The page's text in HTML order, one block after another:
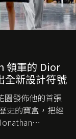
領軍的 Dior
全新設計符號
園發佈他的首張
史的寶盒，把經